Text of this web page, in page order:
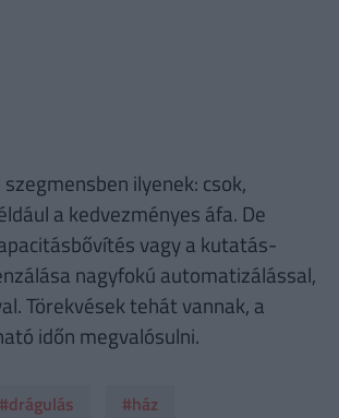
ilyenek: csok,
a kedvezményes áfa. De
vagy a kutatás-
nagyfokú automatizálással,
Törekvések tehát vannak, a
időn megvalósulni.
#drágulás
#ház